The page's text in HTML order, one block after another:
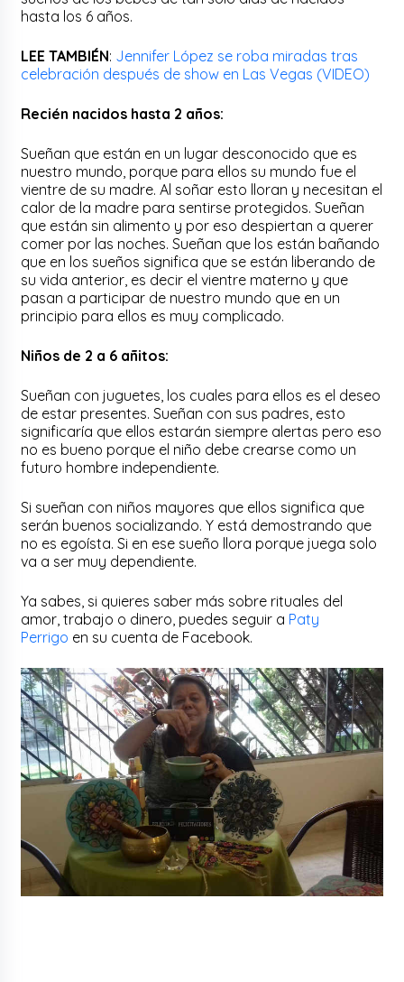
hasta los 6 años.
LEE TAMBIÉN: Jennifer López se roba miradas tras
celebración después de show en Las Vegas (VIDEO)
Recién nacidos hasta 2 años:
Sueñan que están en un lugar desconocido que es
nuestro mundo, porque para ellos su mundo fue el
vientre de su madre. Al soñar esto lloran y necesitan el
calor de la madre para sentirse protegidos. Sueñan
que están sin alimento y por eso despiertan a querer
comer por las noches. Sueñan que los están bañando
que en los sueños significa que se están liberando de
su vida anterior, es decir el vientre materno y que
pasan a participar de nuestro mundo que en un
principio para ellos es muy complicado.
Niños de 2 a 6 añitos:
Sueñan con juguetes, los cuales para ellos es el deseo
de estar presentes. Sueñan con sus padres, esto
significaría que ellos estarán siempre alertas pero eso
no es bueno porque el niño debe crearse como un
futuro hombre independiente.
Si sueñan con niños mayores que ellos significa que
serán buenos socializando. Y está demostrando que
no es egoísta. Si en ese sueño llora porque juega solo
va a ser muy dependiente.
Ya sabes, si quieres saber más sobre rituales del
amor, trabajo o dinero, puedes seguir a Paty
Perrigo en su cuenta de Facebook.